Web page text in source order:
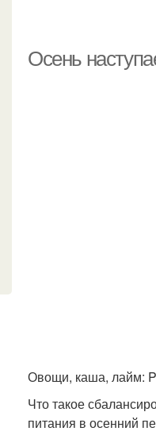
Осень
Овощи, каша, лайм:
Что такое
питания в осенний